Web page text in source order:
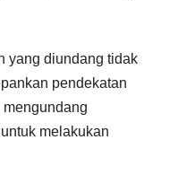
yang diundang tidak
pendekatan
melakukan